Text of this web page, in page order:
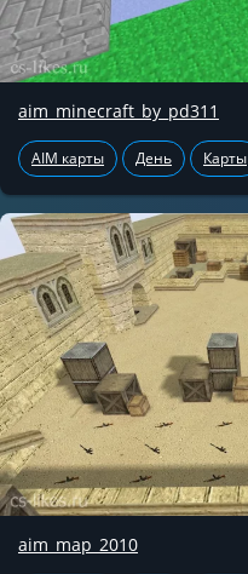
aim_minecraft_by_pd311
AIM карты День Карты
aim_map_2010